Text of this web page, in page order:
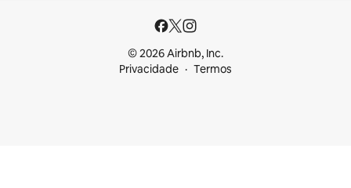
© 2026 Airbnb, Inc.
Privacidade
Termos